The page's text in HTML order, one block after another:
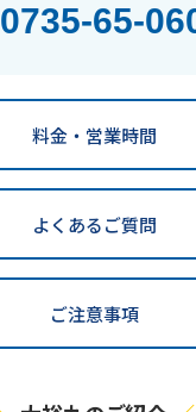
0735-65-
料金・営業時間
よくあるご質問
ご注意事項